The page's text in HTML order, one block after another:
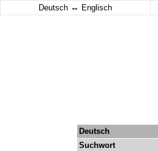
Deutsch ↔ Englisch
Deutsch
Suchwort